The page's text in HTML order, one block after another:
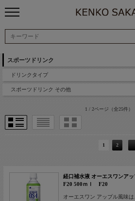
スポーツドリンク
ドリンクタイプ
スポーツドリンク その他
1 / 2ページ（全25件）
1 2
経口補水液 オーエスワンアッ
F20 500ｍｌ F20
オーエスワン アップル風味